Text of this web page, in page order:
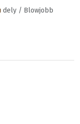
dely / Blowjobb